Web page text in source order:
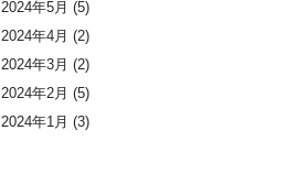
2024年5月 (5)
2024年4月 (2)
2024年3月 (2)
2024年2月 (5)
2024年1月 (3)